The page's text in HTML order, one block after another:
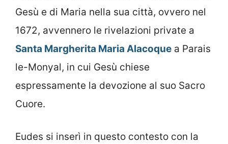
Gesù e di Maria nella sua città, ovvero nel
1672, avvennero le rivelazioni private a
Santa Margherita Maria Alacoque a Parais
le-Monyal, in cui Gesù chiese
espressamente la devozione al suo Sacro
Cuore.
Eudes si inserì in questo contesto con la